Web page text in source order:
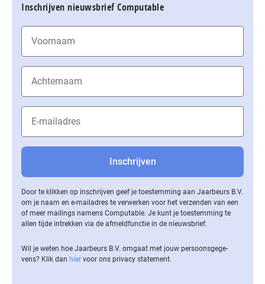
Inschrijven nieuwsbrief Computable
Door te klikken op inschrijven geef je toestemming aan Jaarbeurs B.V.
om je naam en e-mailadres te verwerken voor het verzenden van een
of meer mailings namens Computable. Je kunt je toestemming te
allen tijde intrekken via de af­meld­func­tie in de nieuwsbrief.
Wil je weten hoe Jaarbeurs B.V. omgaat met jouw per­soons­ge­ge­
vens? Klik dan hier voor ons privacy statement.